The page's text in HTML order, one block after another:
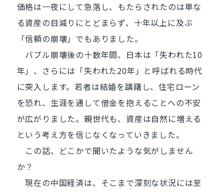
価格は一夜にして急落し、もたらされたのは単な
る資産の目減りにとどまらず、十年以上に及ぶ
「信頼の崩壊」でもありました。
バブル崩壊後の十数年間、日本は「失われた10
年」、さらには「失われた20年」と呼ばれる時代
に突入します。若者は結婚を躊躇し、住宅ローン
を恐れ、生涯を通して借金を抱えることへの不安
が広がりました。親世代も、資産は自然に増える
という考え方を信じなくなっていきました。
この話、どこかで聞いたような気がしません
か？
現在の中国経済は、そこまで深刻な状況には至